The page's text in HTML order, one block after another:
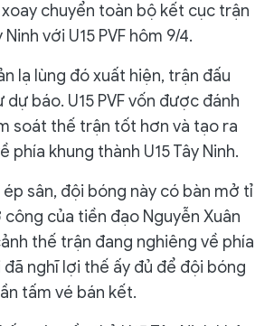
chuyển toàn bộ kết cục trận
với U15 PVF hôm 9/4.
lạ lùng đó xuất hiện, trận đấu
báo. U15 PVF vốn được đánh
soát thế trận tốt hơn và tạo ra
phía khung thành U15 Tây Ninh.
ép sân, đội bóng này có bàn mở tỉ
công của tiền đạo Nguyễn Xuân
thế trận đang nghiêng về phía
đã nghĩ lợi thế ấy đủ để đội bóng
tấm vé bán kết.